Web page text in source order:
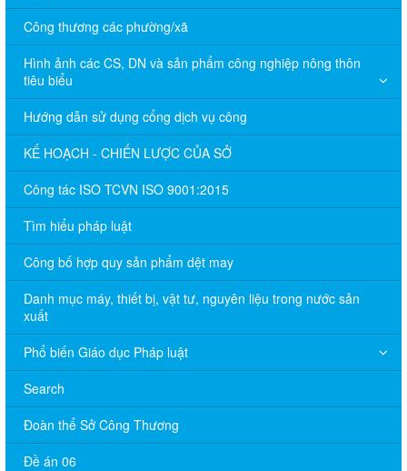
Công thương các phường/xã
Hình ảnh các CS, DN và sản phẩm công nghiệp nông thôn
tiêu biểu
Hướng dẫn sử dụng cổng dịch vụ công
KẾ HOẠCH - CHIẾN LƯỢC CỦA SỞ
Công tác ISO TCVN ISO 9001:2015
Tìm hiểu pháp luật
Công bố hợp quy sản phẩm dệt may
Danh mục máy, thiết bị, vật tư, nguyên liệu trong nước sản
xuất
Phổ biến Giáo dục Pháp luật
Search
Đoàn thể Sở Công Thương
Đề án 06